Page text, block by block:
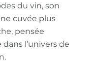
du vin, son
cuvée plus
pensée
l’univers de